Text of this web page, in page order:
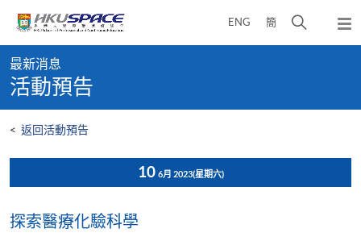
content
ENG 簡
開
彈
出
content
start
最新消息
活動預告
< 返回活動預告
10 6月 2023(星期六)
探索醫療化驗科學